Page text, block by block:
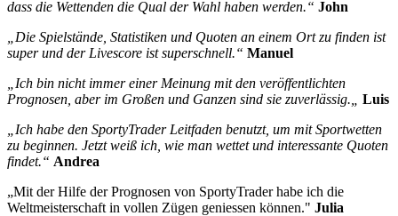
dass die Wettenden die Qual der Wahl haben werden.“ John
„Die Spielstände, Statistiken und Quoten an einem Ort zu finden ist
super und der Livescore ist superschnell.“ Manuel
„Ich bin nicht immer einer Meinung mit den veröffentlichten
Prognosen, aber im Großen und Ganzen sind sie zuverlässig.„
Luis
„Ich habe den SportyTrader Leitfaden benutzt, um mit Sportwetten
zu beginnen. Jetzt weiß ich, wie man wettet und interessante Quoten
findet.“ Andrea
„Mit der Hilfe der Prognosen von SportyTrader habe ich die
Weltmeisterschaft in vollen Zügen geniessen können." Julia